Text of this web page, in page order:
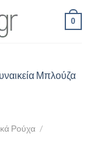
0
Ρούχα /